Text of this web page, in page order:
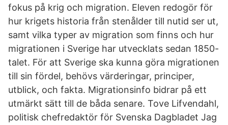
fokus på krig och migration. Eleven redogör för
hur krigets historia från stenålder till nutid ser ut,
samt vilka typer av migration som finns och hur
migrationen i Sverige har utvecklats sedan 1850-
talet. För att Sverige ska kunna göra migrationen
till sin fördel, behövs värderingar, principer,
utblick, och fakta. Migrationsinfo bidrar på ett
utmärkt sätt till de båda senare. Tove Lifvendahl,
politisk chefredaktör för Svenska Dagbladet Jag